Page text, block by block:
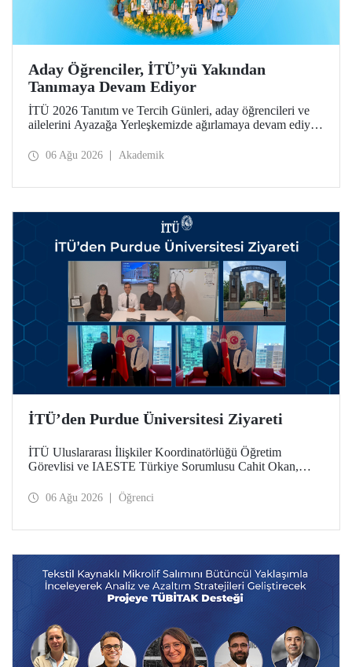
Aday Öğrenciler, İTÜ’yü Yakından
Tanımaya Devam Ediyor
İTÜ 2026 Tanıtım ve Tercih Günleri, aday öğrencileri ve
ailelerini Ayazağa Yerleşkemizde ağırlamaya devam ediyor.
ilgili fakülte ve birimler adaylara bilgi vermeye devam
06 Ağu 2026 Akademik
İTÜ’den Purdue Üniversitesi Ziyareti
İTÜ Uluslararası İlişkiler Koordinatörlüğü Öğretim
Görevlisi ve IAESTE Türkiye Sorumlusu Cahit Okan,
Temmuz tarihlerinde ABD’de dünyanın önde gelen
06 Ağu 2026 Öğrenci